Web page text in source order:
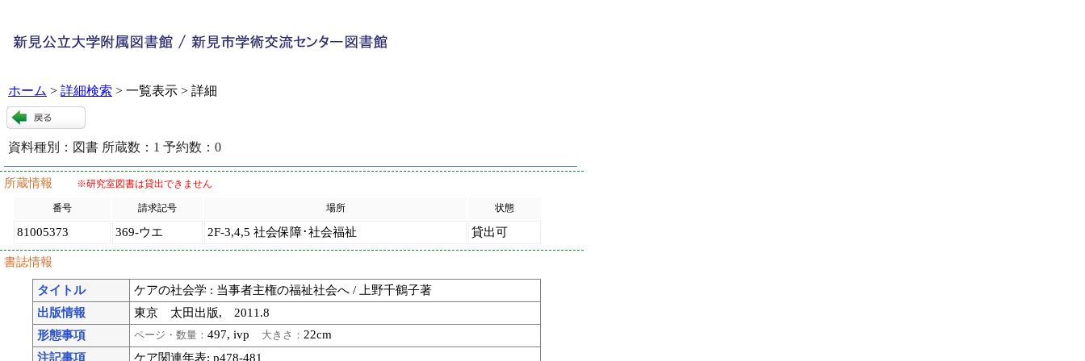
ホーム > 詳細検索 > 一覧表示 > 詳細
資料種別： 図書 所蔵数： 1 予約数： 0
所蔵情報 ※研究室図書は貸出できません
番号 請求記号 場所 状態
81005373 369-ウエ 2F-3,4,5 社会保障･社会福祉 貸出可
書誌情報
タイトル
ケアの社会学 : 当事者主権の福祉社会へ / 上野千鶴子著
出版情報
東京 太田出版, 2011.8
形態事項
ページ・数量：497, ivp 大きさ： 22cm
注記事項
ケア関連年表: p478-481